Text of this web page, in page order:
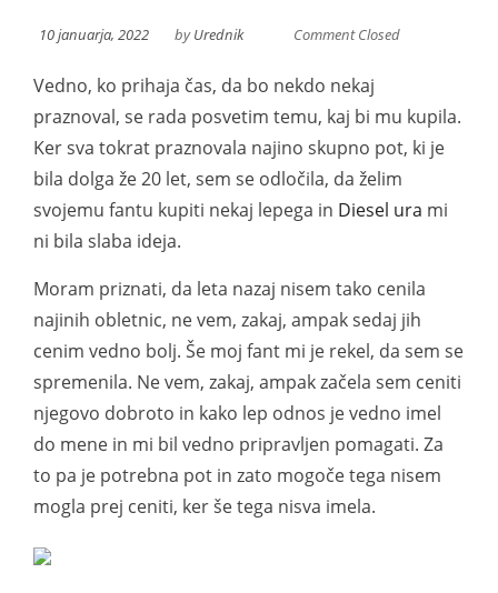
10 januarja, 2022 byUrednik Comment Closed
Vedno, ko prihaja čas, da bo nekdo nekaj
praznoval, se rada posvetim temu, kaj bi mu kupila.
Ker sva tokrat praznovala najino skupno pot, ki je
bila dolga že 20 let, sem se odločila, da želim
svojemu fantu kupiti nekaj lepega in Diesel ura mi
ni bila slaba ideja.
Moram priznati, da leta nazaj nisem tako cenila
najinih obletnic, ne vem, zakaj, ampak sedaj jih
cenim vedno bolj. Še moj fant mi je rekel, da sem se
spremenila. Ne vem, zakaj, ampak začela sem ceniti
njegovo dobroto in kako lep odnos je vedno imel
do mene in mi bil vedno pripravljen pomagati. Za
to pa je potrebna pot in zato mogoče tega nisem
mogla prej ceniti, ker še tega nisva imela.